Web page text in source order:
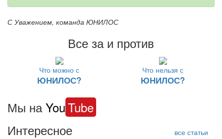
С Уважением, команда ЮНИЛОС
Все за и против
Что можно с
ЮНИЛОС?
Что нельзя с
ЮНИЛОС?
Мы наYouTube
все статьи
Интересное